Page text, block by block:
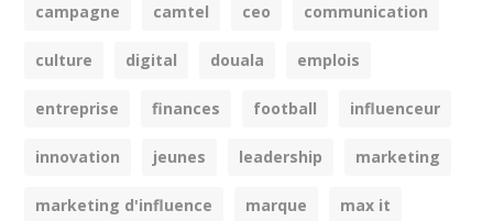
campagne camtel ceo communication
culture digital douala emplois
entreprise finances football influenceur
innovation jeunes leadership marketing
marketing d'influence marque max it